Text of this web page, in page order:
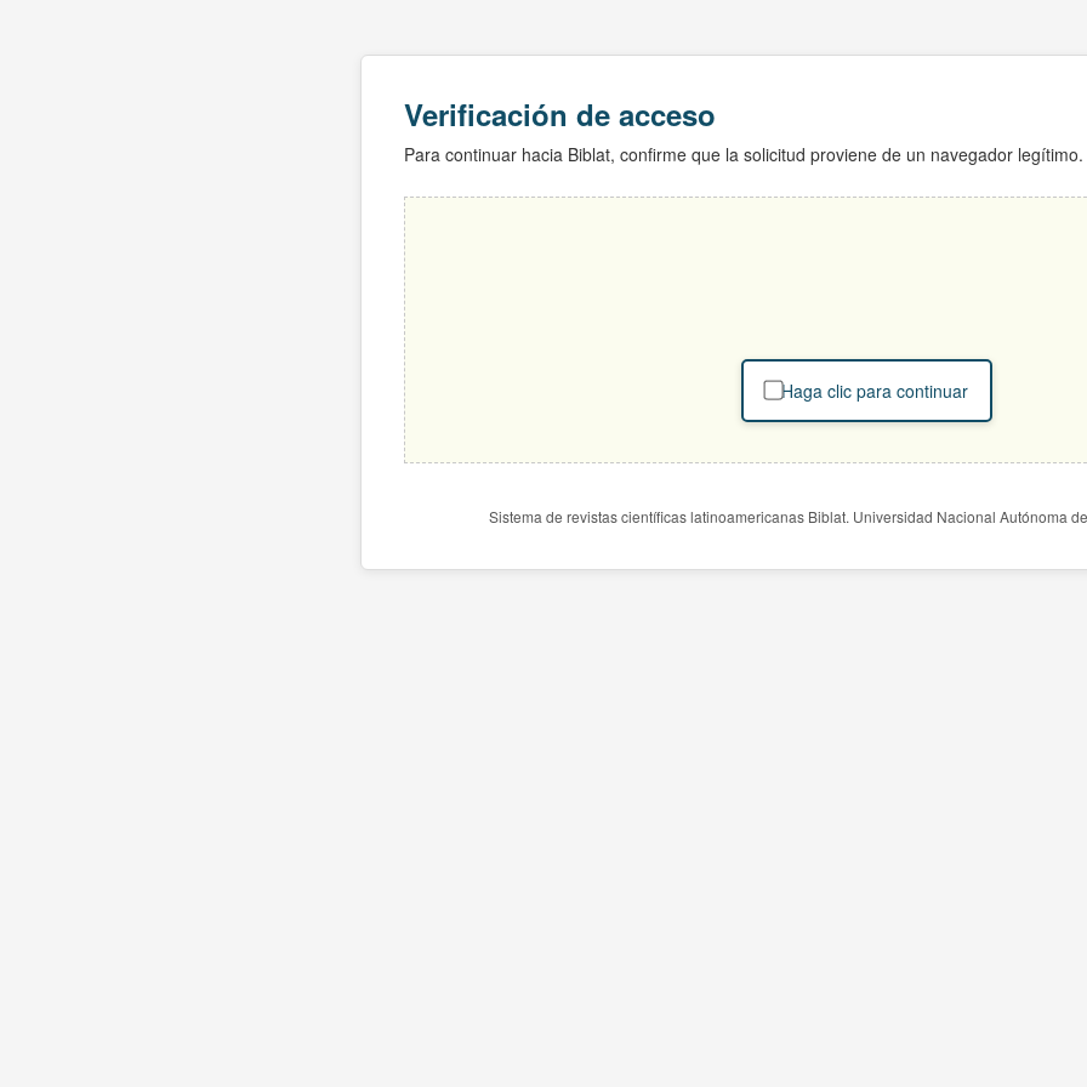
Verificación de acceso
Para continuar hacia Biblat, confirme que la solicitud proviene de un navegador legítimo.
Haga clic para continuar
Sistema de revistas científicas latinoamericanas Biblat. Universidad Nacional Autónoma